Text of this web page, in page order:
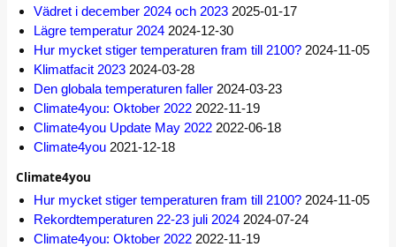
Vädret i december 2024 och 2023 2025-01-17
Lägre temperatur 2024 2024-12-30
Hur mycket stiger temperaturen fram till 2100? 2024-11-05
Klimatfacit 2023 2024-03-28
Den globala temperaturen faller 2024-03-23
Climate4you: Oktober 2022 2022-11-19
Climate4you Update May 2022 2022-06-18
Climate4you 2021-12-18
Climate4you
Hur mycket stiger temperaturen fram till 2100? 2024-11-05
Rekordtemperaturen 22-23 juli 2024 2024-07-24
Climate4you: Oktober 2022 2022-11-19